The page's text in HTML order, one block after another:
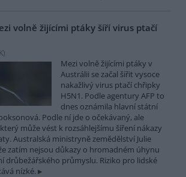
volně žijícími ptáky šíří virus ptačí
)
Mezi volně žijícími ptáky v
Austrálii se začal šířit vysoce
nakažlivý virus ptačí chřipky
H5N1. Podle agentury AFP to
dnes oznámila hlavní státní
Podle ní jde o očekávaný, ale
může vést k rozsáhlejšímu šíření nákazy
Australská ministryně zemědělství Julie
zatím nejsou důkazy o hromadném úhynu
drůbežářského průmyslu. Riziko pro lidské
nízké.